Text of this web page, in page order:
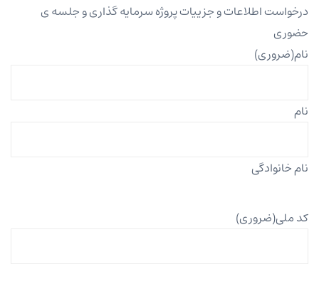
درخواست اطلاعات و جزییات پروژه سرمایه گذاری و جلسه ی
حضوری
نام(ضروری)
نام
نام خانوادگی
کد ملی(ضروری)